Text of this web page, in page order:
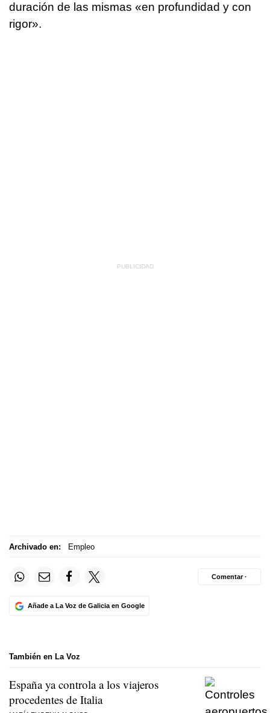
duración de las mismas «en profundidad y con
rigor».
Archivado en: Empleo
Añade a La Voz de Galicia en Google
Comentar ·
También en La Voz
España ya controla a los viajeros
procedentes de Italia